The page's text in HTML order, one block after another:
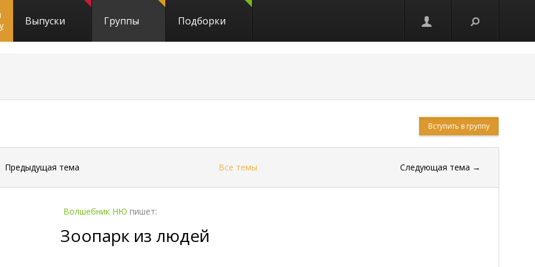
Выпуски Группы Подборки
Вступить в группу
Предыдущая тема Все темы Следующая тема →
Волшебник НЮ пишет:
Зоопарк из людей